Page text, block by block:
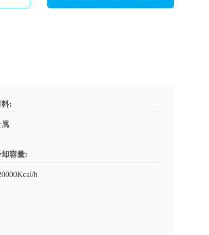
料:
却容量:
h